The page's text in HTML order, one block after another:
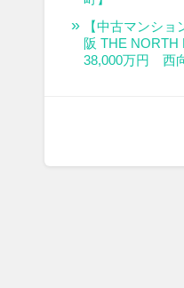
【中古マンシ
阪 THE NORTH
38,000万円 西